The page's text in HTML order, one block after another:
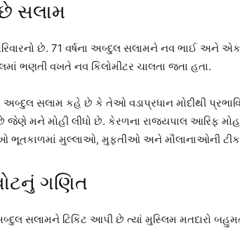
છે સલામ
છે. 71 વર્ષના અબ્દુલ સલામને નવ ભાઈ અને
ભણતી વખતે નવ કિલોમીટર ચાલતા જતા હતા.
અબ્દુલ સલામ કહે છે કે તેઓ વડાપ્રધાન મોદીથી
મને મોહી લીધો છે. કેરળના રાજ્યપાલ આરિફ
ભૂતકાળમાં મુલ્લાઓ, મુફ્તીઓ અને મૌલાનાઓની
ગણિત
સલામને ટિકિટ આપી છે ત્યાં મુસ્લિમ મતદારો